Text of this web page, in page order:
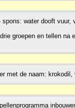
water dooft
groepen en tellen na
met de naam: